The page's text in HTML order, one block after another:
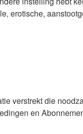
erotische,
verstrekt die
en